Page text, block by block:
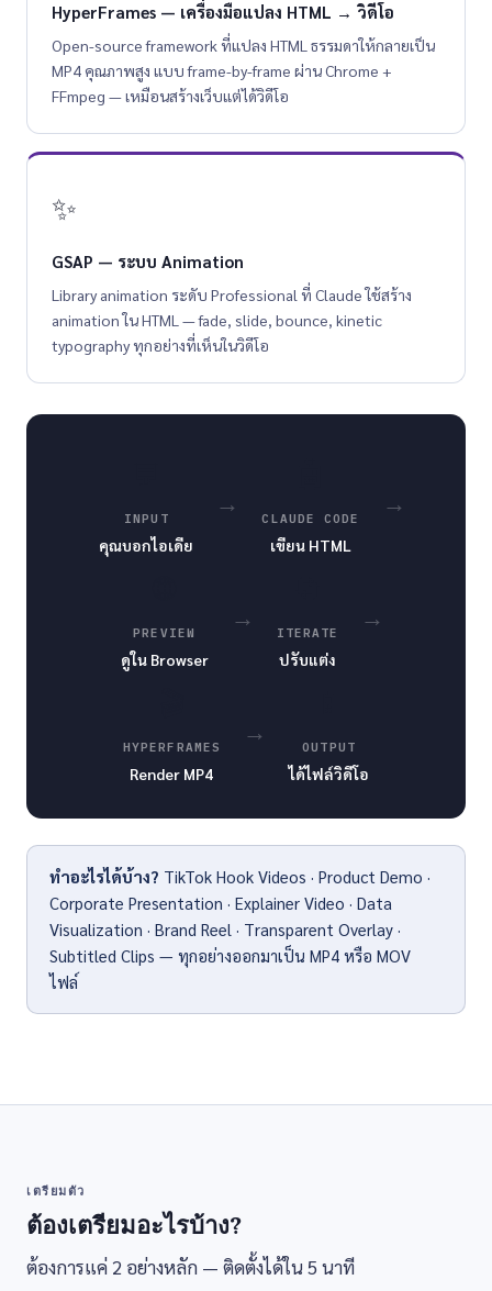
HyperFrames — เครื่องมือแปลง HTML → วิดีโอ
Open-source framework ที่แปลง HTML ธรรมดาให้กลายเป็น
MP4 คุณภาพสูง แบบ frame-by-frame ผ่าน Chrome +
FFmpeg — เหมือนสร้างเว็บแต่ได้วิดีโอ
✨
GSAP — ระบบ Animation
Library animation ระดับ Professional ที่ Claude ใช้สร้าง
animation ใน HTML — fade, slide, bounce, kinetic
typography ทุกอย่างที่เห็นในวิดีโอ
INPUT
คุณบอกไอเดีย
→
CLAUDE CODE
เขียน HTML
→
PREVIEW
ดูใน Browser
→
ITERATE
ปรับแต่ง
→
HYPERFRAMES
Render MP4
→
OUTPUT
ได้ไฟล์วิดีโอ
ทำอะไรได้บ้าง? TikTok Hook Videos · Product Demo ·
Corporate Presentation · Explainer Video · Data
Visualization · Brand Reel · Transparent Overlay ·
Subtitled Clips — ทุกอย่างออกมาเป็น MP4 หรือ MOV
ไฟล์
เตรียมตัว
ต้องเตรียมอะไรบ้าง?
ต้องการแค่ 2 อย่างหลัก — ติดตั้งได้ใน 5 นาที